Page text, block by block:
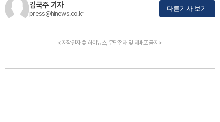
김국주 기자
press@hinews.co.kr
다른기사 보기
<저작권자 © 하이뉴스, 무단전재 및 재배포 금지>